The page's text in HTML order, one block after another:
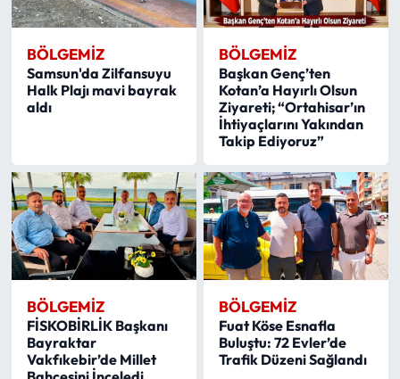
BÖLGEMIZ
Samsun'da Zilfansuyu
Halk Plajı mavi bayrak
aldı
BÖLGEMIZ
Başkan Genç’ten
Kotan’a Hayırlı Olsun
Ziyareti; “Ortahisar’ın
İhtiyaçlarını Yakından
Takip Ediyoruz”
BÖLGEMIZ
FİSKOBİRLİK Başkanı
Bayraktar
Vakfıkebir’de Millet
BÖLGEMIZ
Fuat Köse Esnafla
Buluştu: 72 Evler’de
Trafik Düzeni Sağlandı